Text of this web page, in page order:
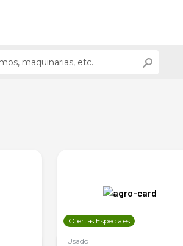
Ofertas Especiales
Usado